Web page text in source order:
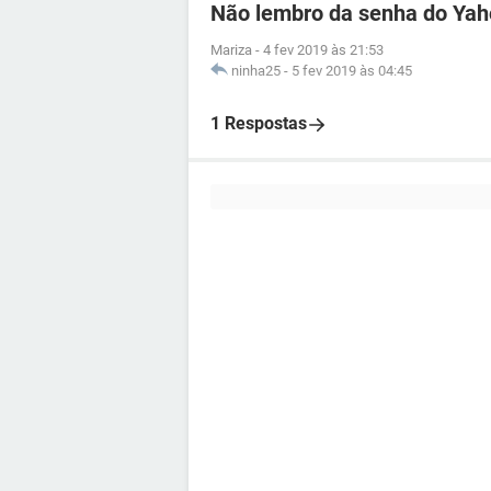
Não lembro da senha do
Mariza - 4 fev 2019 às 21:53
ninha25 - 5 fev 2019 às 04:45
1 Respostas